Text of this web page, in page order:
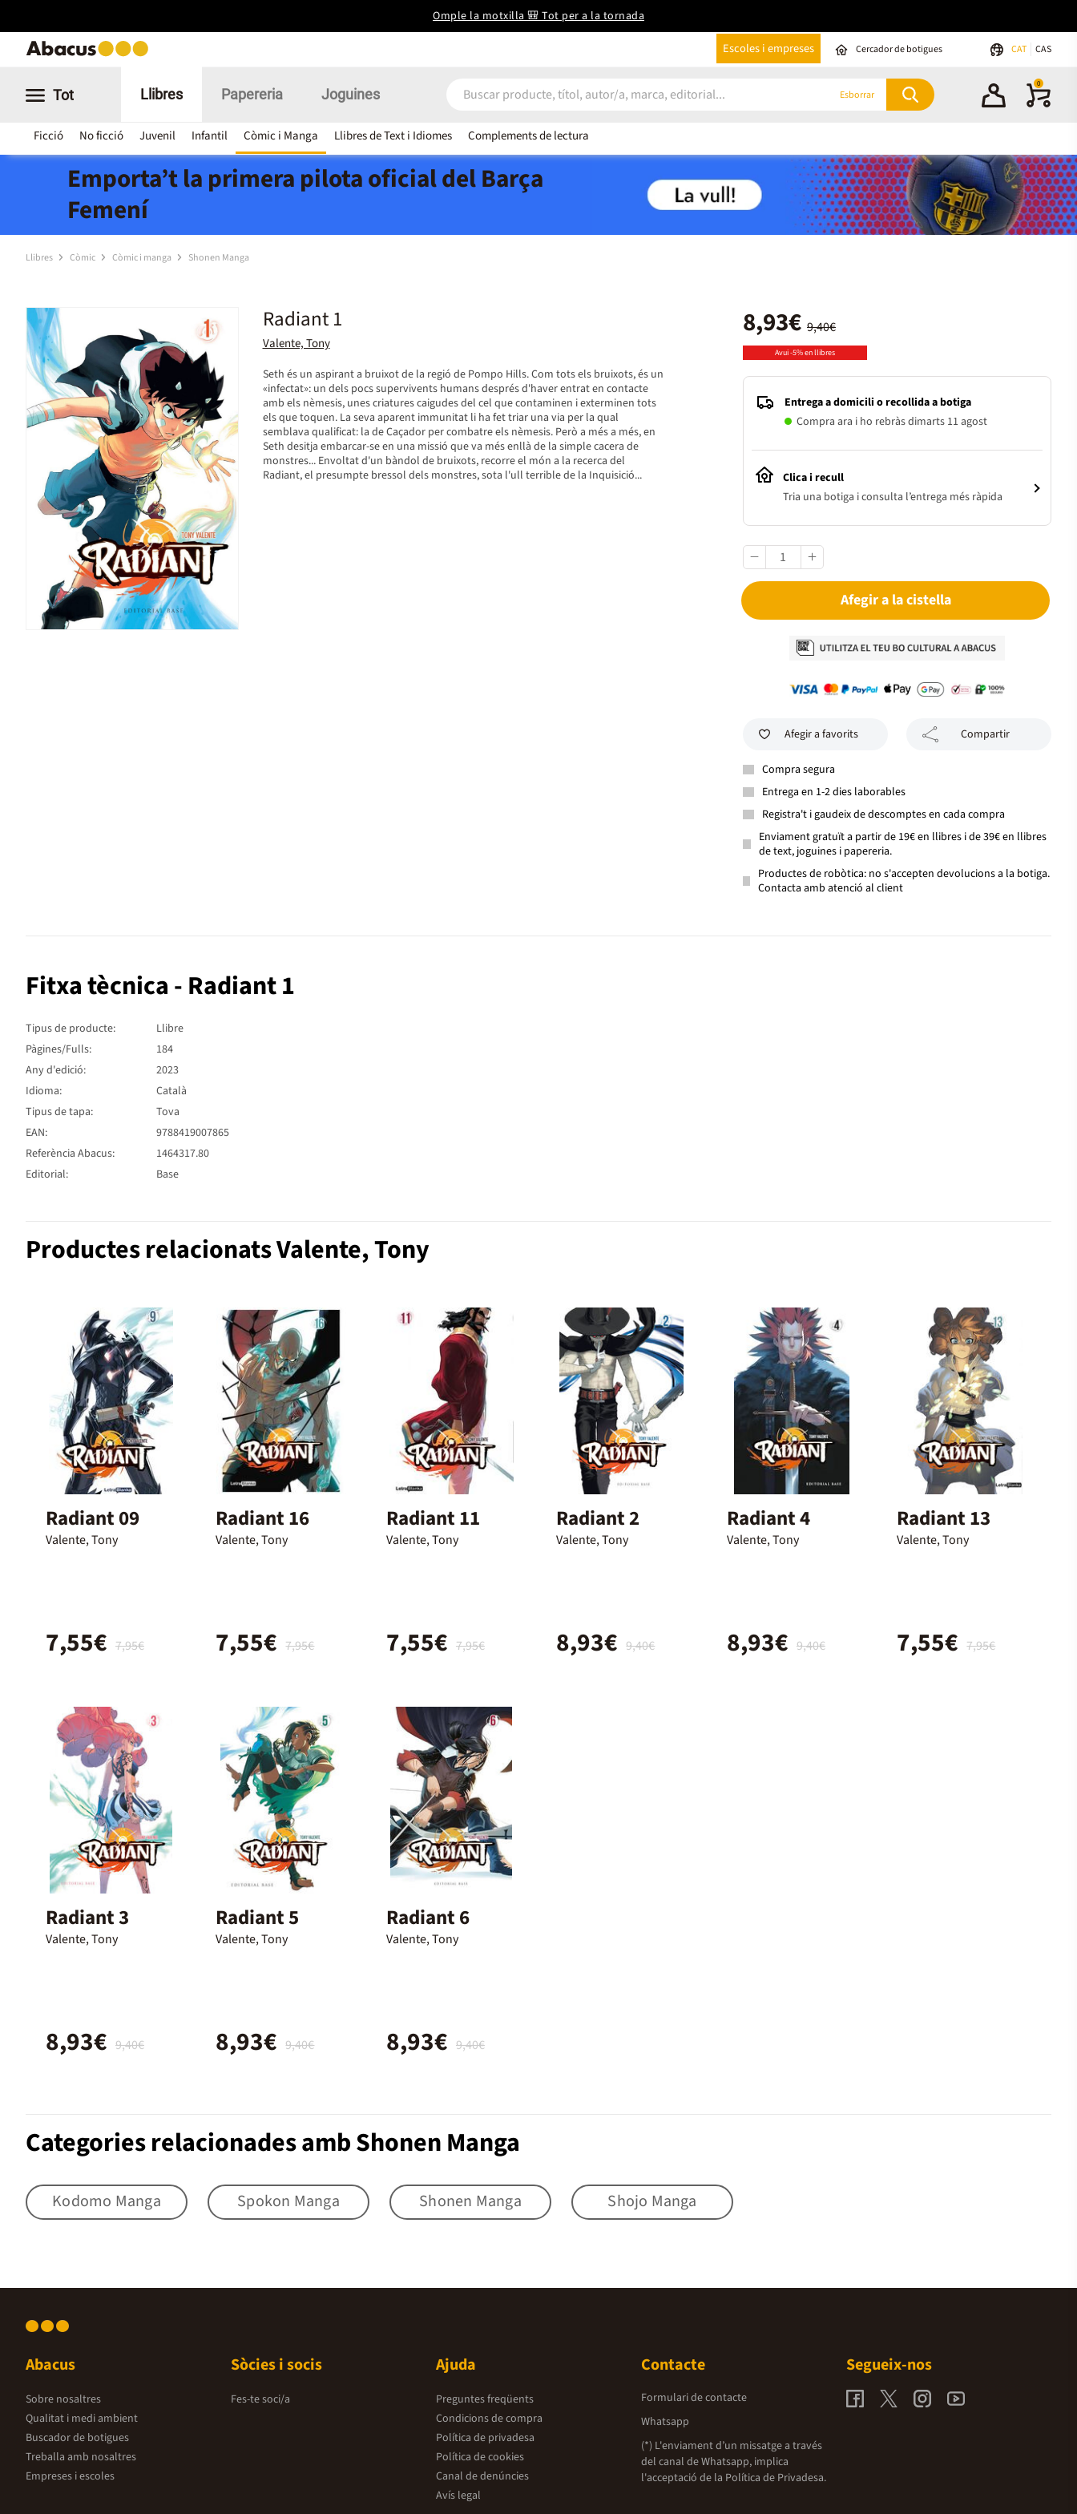
Omple la motxilla 🎒 Tot per a la tornada
Escoles i empreses Cercador de botigues CAT CAS
Tot Llibres
Ficció No ficció Juvenil Infantil Còmic i Manga Llibres de Text i Idiomes Complements de lectura
Papereria Joguines Esborrar
0
Emporta’t la primera pilota oficial del Barça
Femení
Llibres Còmic Còmic i manga Shonen Manga
Radiant 1
Valente, Tony
Seth és un aspirant a bruixot de la regió de Pompo Hills. Com tots els bruixots, és un
«infectat»: un dels pocs supervivents humans després d'haver entrat en contacte
amb els nèmesis, unes criatures caigudes del cel que contaminen i exterminen tots
els que toquen. La seva aparent immunitat li ha fet triar una via per la qual
semblava qualificat: la de Caçador per combatre els nèmesis. Però a més a més, en
Seth desitja embarcar-se en una missió que va més enllà de la simple cacera de
monstres... Envoltat d'un bàndol de bruixots, recorre el món a la recerca del
Radiant, el presumpte bressol dels monstres, sota l'ull terrible de la Inquisició...
9,40€
8,93€
Avui -5% en llibres
Entrega a domicili o recollida a botiga
Compra ara i ho rebràs dimarts 11 agost
Clica i recull
Tria una botiga i consulta l’entrega més ràpida
Afegir a la cistella
Afegir a favorits Compartir
Compra segura
Entrega en 1-2 dies laborables
Registra't i gaudeix de descomptes en cada compra
Enviament gratuït a partir de 19€ en llibres i de 39€ en llibres
de text, joguines i papereria.
Productes de robòtica: no s'accepten devolucions a la botiga.
Contacta amb atenció al client
Fitxa tècnica - Radiant 1
Tipus de producte:
Llibre
Pàgines/Fulls:
184
Any d'edició:
2023
Idioma:
Català
Tipus de tapa:
Tova
EAN:
9788419007865
Referència Abacus:
1464317.80
Editorial:
Base
Productes relacionats Valente, Tony
Radiant 09
Valente, Tony
7,95€
7,55€
Radiant 16
Valente, Tony
7,95€
7,55€
Radiant 11
Valente, Tony
7,95€
7,55€
Radiant 2
Valente, Tony
9,40€
8,93€
Radiant 4
Valente, Tony
9,40€
8,93€
Radiant 13
Valente, Tony
7,95€
7,55€
Radiant 3
Valente, Tony
9,40€
8,93€
Radiant 5
Valente, Tony
9,40€
8,93€
Radiant 6
Valente, Tony
9,40€
8,93€
Categories relacionades amb Shonen Manga
Kodomo Manga Spokon Manga Shonen Manga Shojo Manga
Abacus
Sobre nosaltres
Qualitat i medi ambient
Buscador de botigues
Treballa amb nosaltres
Empreses i escoles
Sòcies i socis
Fes-te soci/a
Ajuda
Preguntes freqüents
Condicions de compra
Política de privadesa
Política de cookies
Canal de denúncies
Avís legal
Contacte
Formulari de contacte
Whatsapp
(*) L'enviament d’un missatge a través
del canal de Whatsapp, implica
l'acceptació de la Política de Privadesa.
Segueix-nos